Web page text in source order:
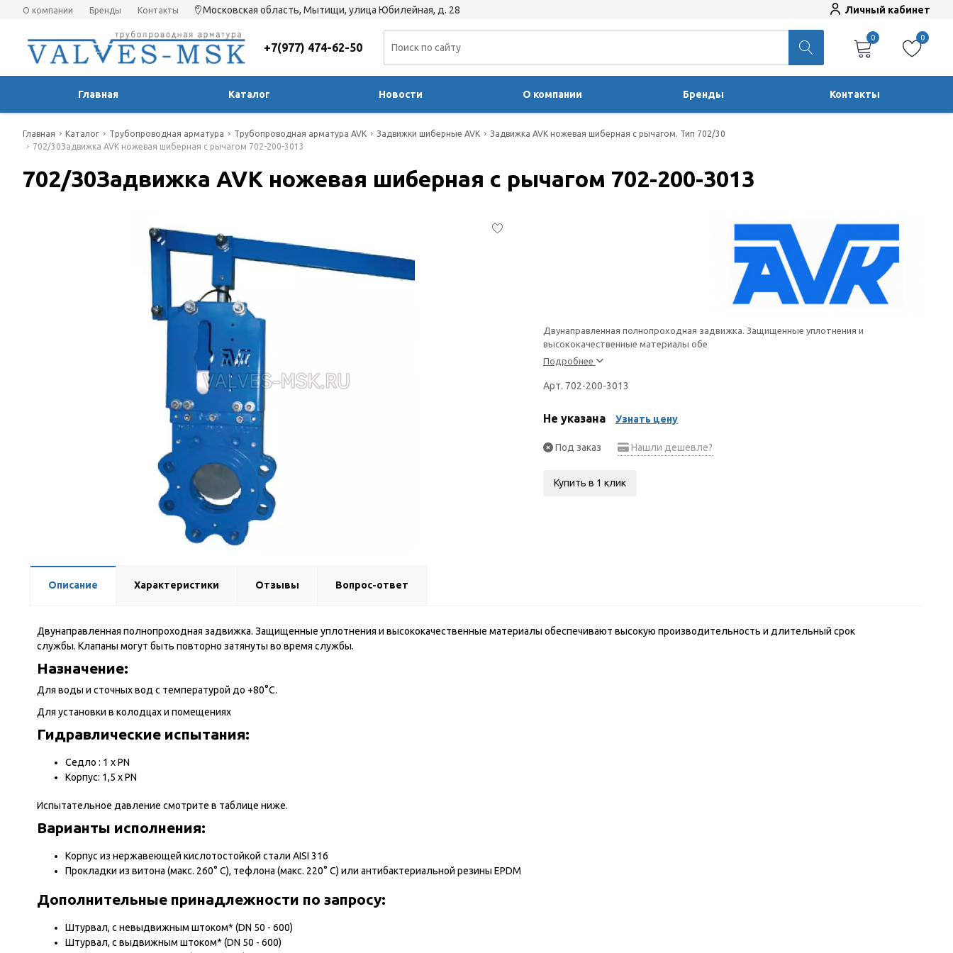
О компании Бренды Контакты Московская область, Мытищи, улица Юбилейная, д. 28 Личный кабинет
+7(977) 474-62-50
0 0
Главная Каталог Новости О компании Бренды Контакты
Главная Каталог Трубопроводная арматура Трубопроводная арматура AVK Задвижки шиберные AVK
Задвижка AVK ножевая шиберная с рычагом. Тип 702/30
702/30Задвижка AVK ножевая шиберная с рычагом 702-200-3013
702/30Задвижка AVK ножевая шиберная с рычагом 702-200-3013
Двунаправленная полнопроходная задвижка. Защищенные уплотнения и
высококачественные материалы обе
Подробнее
Арт. 702-200-3013
Не указана Узнать цену
Под заказ Нашли дешевле?
Купить в 1 клик
Описание Характеристики Отзывы Вопрос-ответ
Двунаправленная полнопроходная задвижка. Защищенные уплотнения и высококачественные материалы обеспечивают высокую производительность и длительный срок
службы. Клапаны могут быть повторно затянуты во время службы.
Назначение:
Для воды и сточных вод с температурой до +80°С.
Для установки в колодцах и помещениях
Гидравлические испытания:
Седло : 1 х PN
Корпус: 1,5 х PN
Испытательное давление смотрите в таблице ниже.
Варианты исполнения:
Корпус из нержавеющей кислотостойкой стали AISI 316
Прокладки из витона (макс. 260° С), тефлона (макс. 220° С) или антибактериальной резины EPDM
Дополнительные принадлежности по запросу:
Штурвал, с невыдвижным штоком* (DN 50 - 600)
Штурвал, с выдвижным штоком* (DN 50 - 600)